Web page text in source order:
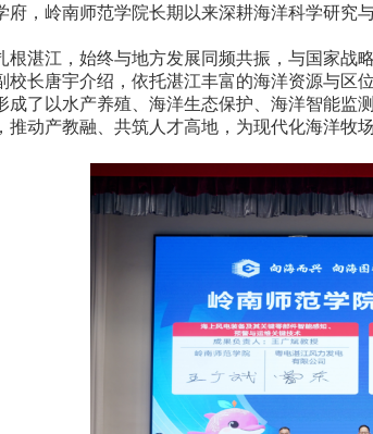
岭南师范学院长期以来深耕海洋科学研究
江，始终与地方发展同频共振，与国家战略
唐宇介绍，依托湛江丰富的海洋资源与区
成了以水产养殖、海洋生态保护、海洋智能
推动产教融、共筑人才高地，为现代化海洋牧